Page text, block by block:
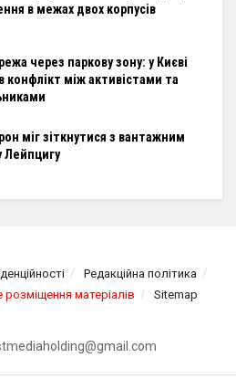
в межах двох корпусів
через паркову зону: у Києві
конфлікт між активістами та
міг зіткнутися з вантажним
Лейпцигу
Редакційна політика
розміщення матеріалів Sitemap